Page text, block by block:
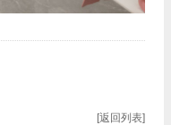
[返回列表]